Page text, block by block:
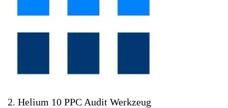
2. Helium 10 PPC Audit Werkzeug